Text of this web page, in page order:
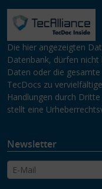
Die hier angezeigten
Datenbank, dürfen
Daten oder die
TecDocs zu
Handlungen durch
stellt eine
Newsletter